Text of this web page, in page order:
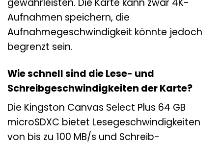
Aufnahmen speichern, die
Aufnahmegeschwindigkeit könnte jedoch
begrenzt sein.
Wie schnell sind die Lese- und
Schreibgeschwindigkeiten der Karte?
Die Kingston Canvas Select Plus 64 GB
microSDXC bietet Lese­geschwindigkeiten
von bis zu 100 MB/s und Schreib­